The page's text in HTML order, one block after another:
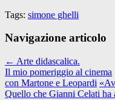
Tags: simone ghelli
Navigazione articolo
← Arte didascalica.
Il mio pomeriggio al cinema
con Martone e Leopardi
Quello che Gianni Celati ha